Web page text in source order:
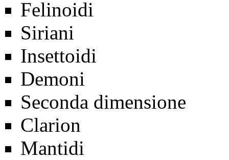
Felinoidi
Siriani
Insettoidi
Demoni
Seconda dimensione
Clarion
Mantidi